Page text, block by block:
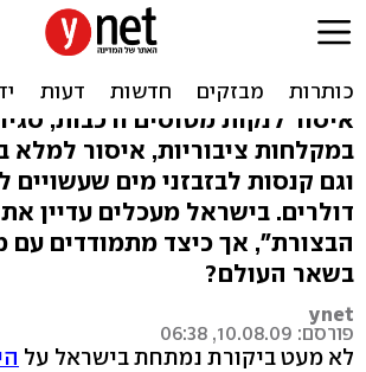
כועסים על היטל
תראו מה קורה בעולם
איסור לנקות מטוסים ורכבות,
במקלחות ציבוריות, איסור למלא
וגם קנסות לבזבזני מים שעשויים
דולרים. בישראל מעכלים עדיין
הבצורת", אך כיצד מתמודדים עם
בשאר העולם?
ynet
פורסם: 10.08.09, 06:38
לא מעט ביקורת נמתחת בישראל על